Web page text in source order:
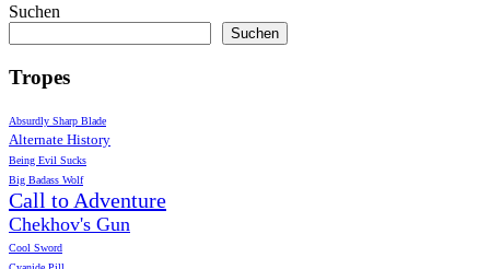
Suchen
Suchen
Tropes
Absurdly Sharp Blade
Alternate History
Being Evil Sucks
Big Badass Wolf
Call to Adventure
Chekhov's Gun
Cool Sword